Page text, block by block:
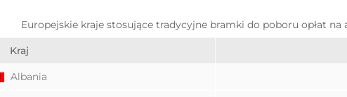
Europejskie kraje stosujące tradycyjne bramki do poboru opłat na
Kraj
Albania